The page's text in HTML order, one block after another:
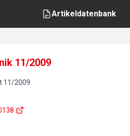
Artikeldatenbank
11/2009
11/2009